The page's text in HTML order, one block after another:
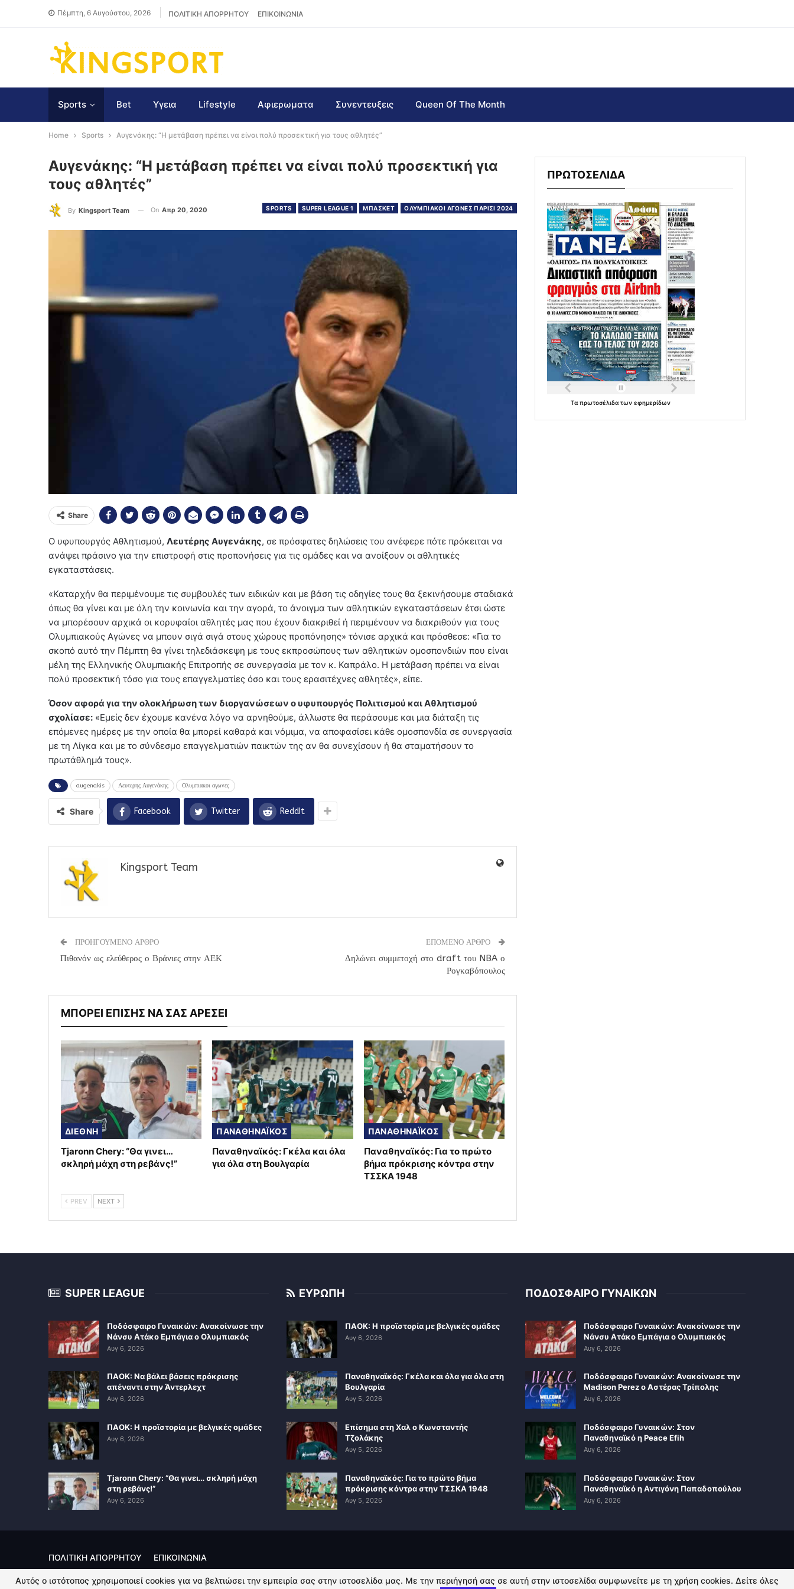
Πέμπτη, 6 Αυγούστου, 2026 ΠΟΛΙΤΙΚΗ ΑΠΟΡΡΗΤΟΥ ΕΠΙΚΟΙΝΩΝΙΑ
Sports Bet Υγεια Lifestyle Αφιερωματα Συνεντευξεις Queen Of The Month
Home Sports Αυγενάκης: “Η μετάβαση πρέπει να είναι πολύ προσεκτική για τους αθλητές”
Αυγενάκης: “Η μετάβαση πρέπει να είναι πολύ προσεκτική για
τους αθλητές”
SPORTS SUPER LEAGUE 1 ΜΠΑΣΚΕΤ ΟΛΥΜΠΙΑΚΟΙ ΑΓΩΝΕΣ ΠΑΡΙΣΙ 2024
By Kingsport Team On Απρ 20, 2020
Share
Ο υφυπουργός Αθλητισμού, Λευτέρης Αυγενάκης, σε πρόσφατες δηλώσεις του ανέφερε πότε πρόκειται να
ανάψει πράσινο για την επιστροφή στις προπονήσεις για τις ομάδες και να ανοίξουν οι αθλητικές
εγκαταστάσεις.
«Καταρχήν θα περιμένουμε τις συμβουλές των ειδικών και με βάση τις οδηγίες τους θα ξεκινήσουμε σταδιακά
όπως θα γίνει και με όλη την κοινωνία και την αγορά, το άνοιγμα των αθλητικών εγκαταστάσεων έτσι ώστε
να μπορέσουν αρχικά οι κορυφαίοι αθλητές μας που έχουν διακριθεί ή περιμένουν να διακριθούν για τους
Ολυμπιακούς Αγώνες να μπουν σιγά σιγά στους χώρους προπόνησης» τόνισε αρχικά και πρόσθεσε: «Για το
σκοπό αυτό την Πέμπτη θα γίνει τηλεδιάσκεψη με τους εκπροσώπους των αθλητικών ομοσπονδιών που είναι
μέλη της Ελληνικής Ολυμπιακής Επιτροπής σε συνεργασία με τον κ. Καπράλο. Η μετάβαση πρέπει να είναι
πολύ προσεκτική τόσο για τους επαγγελματίες όσο και τους ερασιτέχνες αθλητές», είπε.
Όσον αφορά για την ολοκλήρωση των διοργανώσεων ο υφυπουργός Πολιτισμού και Αθλητισμού
σχολίασε: «Εμείς δεν έχουμε κανένα λόγο να αρνηθούμε, άλλωστε θα περάσουμε και μια διάταξη τις
επόμενες ημέρες με την οποία θα μπορεί καθαρά και νόμιμα, να αποφασίσει κάθε ομοσπονδία σε συνεργασία
με τη Λίγκα και με το σύνδεσμο επαγγελματιών παικτών της αν θα συνεχίσουν ή θα σταματήσουν το
πρωτάθλημά τους».
augenakis Λευτερης Αυγενάκης Ολυμπιακοι αγωνες
Share Facebook Twitter ReddIt
Kingsport Team
ΠΡΟΗΓΟΥΜΕΝΟ ΑΡΘΡΟ
Πιθανόν ως ελεύθερος ο Βράνιες στην ΑΕΚ
ΕΠΟΜΕΝΟ ΑΡΘΡΟ
Δηλώνει συμμετοχή στο draft του NBA ο
Ρογκαβόπουλος
ΜΠΟΡΕΙ ΕΠΙΣΗΣ ΝΑ ΣΑΣ ΑΡΕΣΕΙ
ΔΙΕΘΝΗ
Tjaronn Chery: “Θα γινει…
σκληρή μάχη στη ρεβάνς!”
ΠΑΝΑΘΗΝΑΪΚΟΣ
Παναθηναϊκός: Γκέλα και όλα
για όλα στη Βουλγαρία
ΠΑΝΑΘΗΝΑΪΚΟΣ
Παναθηναϊκός: Για το πρώτο
βήμα πρόκρισης κόντρα στην
ΤΣΣΚΑ 1948
PREV NEXT
ΠΡΩΤΟΣΕΛΙΔΑ
Ταπρωτοσέλιδατωνεφημερίδων
SUPER LEAGUE
Ποδόσφαιρο Γυναικών: Ανακοίνωσε την
Νάνσυ Ατάκο Εμπάγια ο Ολυμπιακός
Αυγ 6, 2026
ΠΑΟΚ: Να βάλει βάσεις πρόκρισης
απέναντι στην Άντερλεχτ
Αυγ 6, 2026
ΠΑΟΚ: Η προϊστορία με βελγικές ομάδες
Αυγ 6, 2026
Tjaronn Chery: “Θα γινει… σκληρή μάχη
στη ρεβάνς!”
Αυγ 6, 2026
ΕΥΡΩΠΗ
ΠΑΟΚ: Η προϊστορία με βελγικές ομάδες
Αυγ 6, 2026
Παναθηναϊκός: Γκέλα και όλα για όλα στη
Βουλγαρία
Αυγ 5, 2026
Επίσημα στη Χαλ ο Κωνσταντής
Τζολάκης
Αυγ 5, 2026
Παναθηναϊκός: Για το πρώτο βήμα
πρόκρισης κόντρα στην ΤΣΣΚΑ 1948
Αυγ 5, 2026
ΠΟΔΟΣΦΑΙΡΟ ΓΥΝΑΙΚΩΝ
Ποδόσφαιρο Γυναικών: Ανακοίνωσε την
Νάνσυ Ατάκο Εμπάγια ο Ολυμπιακός
Αυγ 6, 2026
Ποδόσφαιρο Γυναικών: Ανακοίνωσε την
Madison Perez ο Αστέρας Τρίπολης
Αυγ 6, 2026
Ποδόσφαιρο Γυναικών: Στον
Παναθηναϊκό η Peace Efih
Αυγ 6, 2026
Ποδόσφαιρο Γυναικών: Στον
Παναθηναϊκό η Αντιγόνη Παπαδοπούλου
Αυγ 6, 2026
ΠΟΛΙΤΙΚΗ ΑΠΟΡΡΗΤΟΥ ΕΠΙΚΟΙΝΩΝΙΑ
© 2026 - Kingsport.gr. All Rights Reserved.
Αυτός ο ιστότοπος χρησιμοποιεί cookies για να βελτιώσει την εμπειρία σας στην ιστοσελίδα μας. Με την περιήγησή σας σε αυτή στην ιστοσελίδα συμφωνείτε με τη χρήση cookies. Δείτε όλες